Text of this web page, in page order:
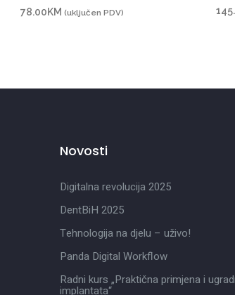
78.00KM (uključen PDV)
Novosti
Digitalna revolucija 2025
DentBiH 2025
Tehnologija na djelu – uživo!
Panda Digital Workflow
Radni kurs „Praktična primjena i
implantata“